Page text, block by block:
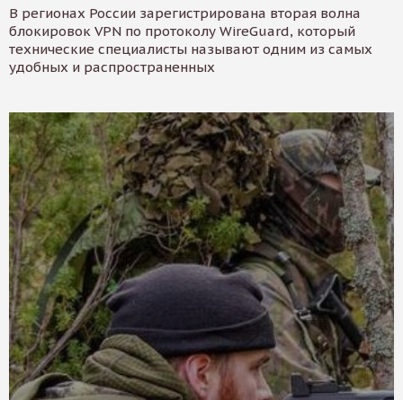
В регионах России зарегистрирована вторая волна
блокировок VPN по протоколу WireGuard, который
технические специалисты называют одним из самых
удобных и распространенных